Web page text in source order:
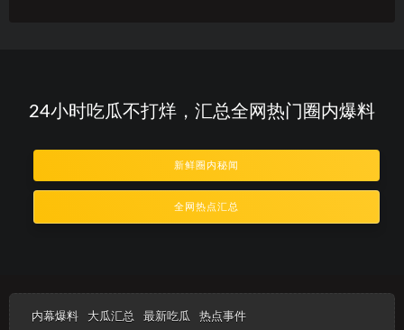
24小时吃瓜不打烊，汇总全网热门圈内爆料
新鲜圈内秘闻
全网热点汇总
内幕爆料 大瓜汇总 最新吃瓜 热点事件